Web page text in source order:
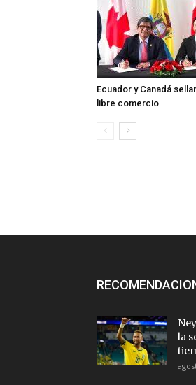
Ecuador y Canadá
libre comercio
la